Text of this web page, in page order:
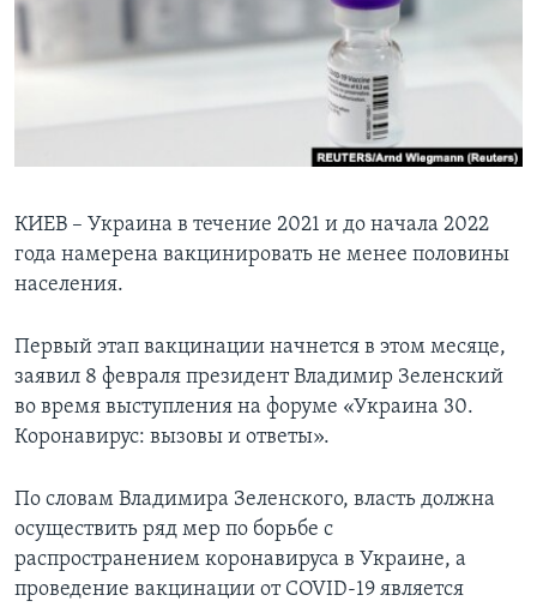
Learning English
Языки
КИЕВ – Украина в течение 2021 и до начала 2022
года намерена вакцинировать не менее половины
населения.
Первый этап вакцинации начнется в этом месяце,
заявил 8 февраля президент Владимир Зеленский
во время выступления на форуме «Украина 30.
Коронавирус: вызовы и ответы».
По словам Владимира Зеленского, власть должна
осуществить ряд мер по борьбе с
распространением коронавируса в Украине, а
проведение вакцинации от COVID-19 является